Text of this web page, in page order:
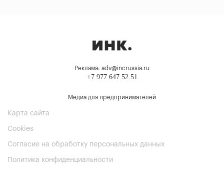
Реклама: adv@incrussia.ru
+7 977 647 52 51
Медиа для предпринимателей
Карта сайта
Cookies
Согласие на обработку персональных данных
Политика конфиденциальности